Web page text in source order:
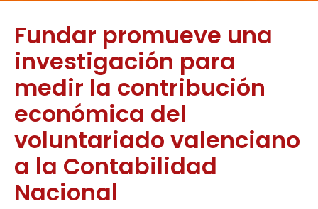
Fundar promueve una
investigación para
medir la contribución
económica del
voluntariado valenciano
a la Contabilidad
Nacional